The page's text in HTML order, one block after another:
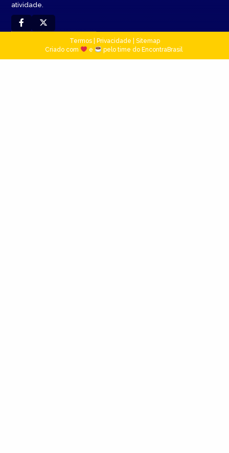
atividade.
Termos| Privacidade
Sitemap
Criado com
e pelo time do EncontraBrasil